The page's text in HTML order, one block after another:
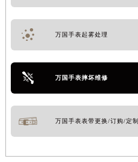
万国手表起雾处理
万国手表摔坏维修
万国手表表带更换/订购/定制